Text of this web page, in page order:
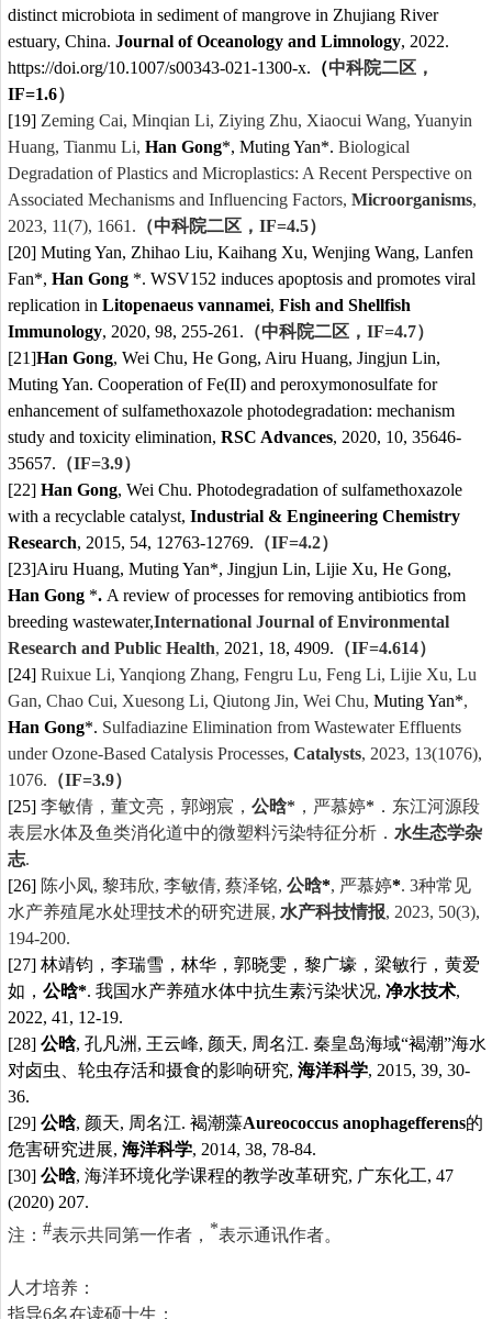
distinct microbiota in sediment of mangrove in Zhujiang River
estuary, China. Journal of Oceanology and Limnology, 2022.
https://doi.org/10.1007/s00343-021-1300-x. （中科院二区，
IF=1.6）
[19] Zeming Cai, Minqian Li, Ziying Zhu, Xiaocui Wang, Yuanyin
Huang, Tianmu Li, Han Gong*, Muting Yan*. Biological
Degradation of Plastics and Microplastics: A Recent Perspective on
Associated Mechanisms and Influencing Factors, Microorganisms,
2023, 11(7), 1661. （中科院二区， IF=4.5）
[20] Muting Yan, Zhihao Liu, Kaihang Xu, Wenjing Wang, Lanfen
Fan*, Han Gong *. WSV152 induces apoptosis and promotes viral
replication in Litopenaeus vannamei, Fish and Shellfish
Immunology, 2020, 98, 255-261. （中科院二区， IF=4.7）
[21]Han Gong, Wei Chu, He Gong, Airu Huang, Jingjun Lin,
Muting Yan. Cooperation of Fe(II) and peroxymonosulfate for
enhancement of sulfamethoxazole photodegradation: mechanism
study and toxicity elimination, RSC Advances, 2020, 10, 35646-
35657. （IF=3.9）
[22] Han Gong, Wei Chu. Photodegradation of sulfamethoxazole
with a recyclable catalyst, Industrial & Engineering Chemistry
Research, 2015, 54, 12763-12769. （IF=4.2）
[23]Airu Huang, Muting Yan*, Jingjun Lin, Lijie Xu, He Gong,
Han Gong *. A review of processes for removing antibiotics from
breeding wastewater,International Journal of Environmental
Research and Public Health, 2021, 18, 4909. （IF=4.614）
[24] Ruixue Li, Yanqiong Zhang, Fengru Lu, Feng Li, Lijie Xu, Lu
Gan, Chao Cui, Xuesong Li, Qiutong Jin, Wei Chu, Muting Yan*,
Han Gong*. Sulfadiazine Elimination from Wastewater Effluents
under Ozone-Based Catalysis Processes, Catalysts, 2023, 13(1076),
1076. （IF=3.9）
[25] 李敏倩，董文亮，郭翊宸， 公晗* ，严慕婷* ． 东江河源段
表层水体及鱼类消化道中的微塑料污染特征分析 ． 水生态学杂
志.
[26] 陈小凤, 黎玮欣, 李敏倩, 蔡泽铭, 公晗*, 严慕婷*. 3种常见
水产养殖尾水处理技术的研究进展, 水产科技情报, 2023, 50(3),
194-200.
[27] 林靖钧，李瑞雪，林华，郭晓雯，黎广壕，梁敏行，黄爱
如， 公晗*. 我国水产养殖水体中抗生素污染状况, 净水技术,
2022, 41, 12-19.
[28] 公晗, 孔凡洲 , 王云峰, 颜天, 周名江. 秦皇岛海域“褐潮”海水
对卤虫、轮虫存活和摄食的影响研究, 海洋科学, 2015, 39, 30-
36.
[29] 公晗, 颜天, 周名江. 褐潮藻Aureococcus anophagefferens的
危害研究进展, 海洋科学, 2014, 38, 78-84.
[30] 公晗, 海洋环境化学课程的教学改革研究, 广东化工, 47
(2020) 207.
注： #表示共同第一作者， *表示通讯作者。
人才培养：
指导6名在读硕士生；